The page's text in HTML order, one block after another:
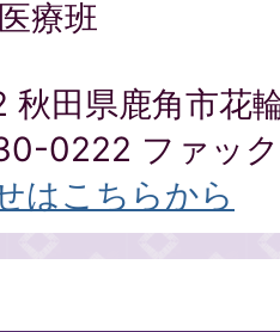
療班
田県鹿角市花
0222 ファッ
はこちらから